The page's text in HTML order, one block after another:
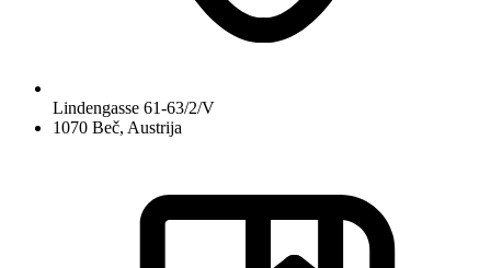
Lindengasse 61-63/2/V
1070 Beč, Austrija